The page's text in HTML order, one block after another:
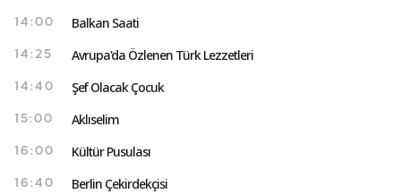
14:00 Balkan Saati
14:25 Avrupa'da Özlenen Türk Lezzetleri
14:40 Şef Olacak Çocuk
15:00 Aklıselim
16:00 Kültür Pusulası
16:40 Berlin Çekirdekçisi